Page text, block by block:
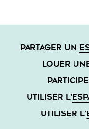
PARTAGER UN
LOUER
UTILISER L’
UTILISER L’